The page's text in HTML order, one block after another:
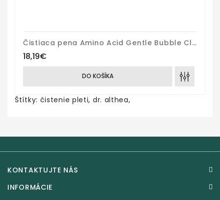
Čistiaca pena Amino Acid Gentle Bubble Cleanser
18,19€
DO KOŠÍKA
Štítky: čistenie pleti, dr. althea,
KONTAKTUJTE NÁS
INFORMÁCIE